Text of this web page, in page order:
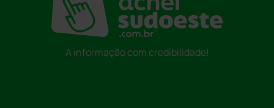
A informação com credibilidade!